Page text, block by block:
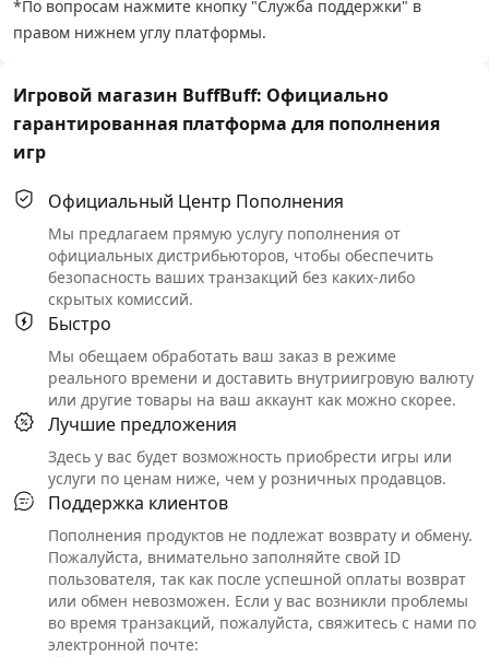
*По вопросам нажмите кнопку "Служба поддержки" в
правом нижнем углу платформы.
Игровой магазин BuffBuff: Официально
гарантированная платформа для пополнения
игр
Официальный Центр Пополнения
Мы предлагаем прямую услугу пополнения от
официальных дистрибьюторов, чтобы обеспечить
безопасность ваших транзакций без каких-либо
скрытых комиссий.
Быстро
Мы обещаем обработать ваш заказ в режиме
реального времени и доставить внутриигровую валюту
или другие товары на ваш аккаунт как можно скорее.
Лучшие предложения
Здесь у вас будет возможность приобрести игры или
услуги по ценам ниже, чем у розничных продавцов.
Поддержка клиентов
Пополнения продуктов не подлежат возврату и обмену.
Пожалуйста, внимательно заполняйте свой ID
пользователя, так как после успешной оплаты возврат
или обмен невозможен. Если у вас возникли проблемы
во время транзакций, пожалуйста, свяжитесь с нами по
электронной почте: